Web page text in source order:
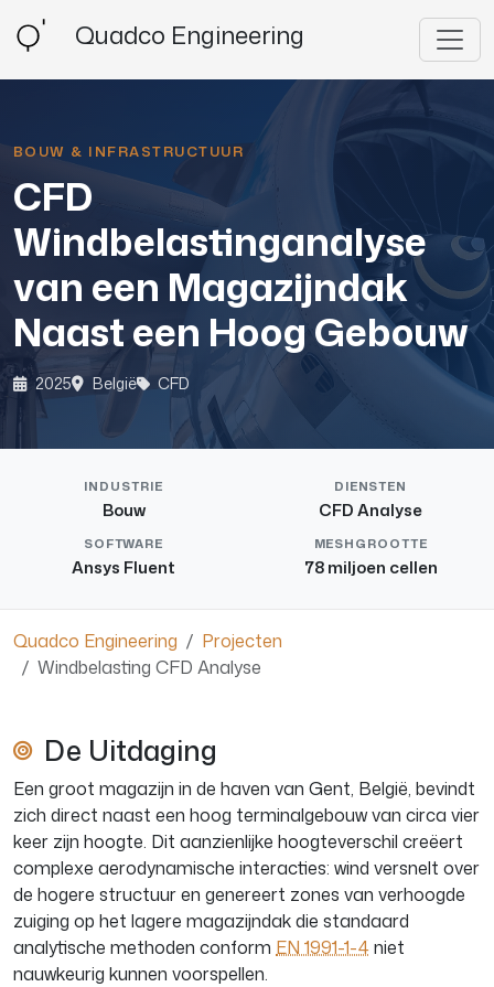
Quadco Engineering
BOUW & INFRASTRUCTUUR
CFD
Windbelastinganalyse
van een Magazijndak
Naast een Hoog Gebouw
2025 België CFD
INDUSTRIE
Bouw
DIENSTEN
CFD Analyse
SOFTWARE
Ansys Fluent
MESHGROOTTE
78 miljoen cellen
Quadco Engineering
Projecten
Windbelasting CFD Analyse
De Uitdaging
Een groot magazijn in de haven van Gent, België, bevindt
zich direct naast een hoog terminalgebouw van circa vier
keer zijn hoogte. Dit aanzienlijke hoogteverschil creëert
complexe aerodynamische interacties: wind versnelt over
de hogere structuur en genereert zones van verhoogde
zuiging op het lagere magazijndak die standaard
analytische methoden conform EN 1991-1-4niet
nauwkeurig kunnen voorspellen.